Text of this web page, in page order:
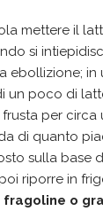
mettere il
si
ebollizione;
un poco di
per
di quanto
sulla base
riporre in
o